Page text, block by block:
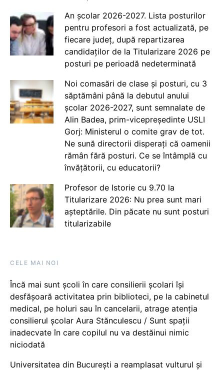
An școlar 2026-2027. Lista posturilor
pentru profesori a fost actualizată, pe
fiecare județ, după repartizarea
candidaților de la Titularizare 2026 pe
posturi pe perioadă nedeterminată
Noi comasări de clase și posturi, cu 3
săptămâni până la debutul anului
școlar 2026-2027, sunt semnalate de
Alin Badea, prim-vicepreședinte USLI
Gorj: Ministerul o comite grav de tot.
Ne sună directorii disperați că oamenii
rămân fără posturi. Ce se întâmplă cu
învățătorii, cu educatorii?
Profesor de Istorie cu 9.70 la
Titularizare 2026: Nu prea sunt mari
așteptările. Din păcate nu sunt posturi
titularizabile
CELE MAI NOI
Încă mai sunt școli în care consilierii școlari își
desfășoară activitatea prin biblioteci, pe la cabinetul
medical, pe holuri sau în cancelarii, atrage atenția
consilierul școlar Aura Stănculescu / Sunt spații
inadecvate în care copilul nu va destăinui nimic
niciodată
Universitatea din București a reamplasat vulturul și